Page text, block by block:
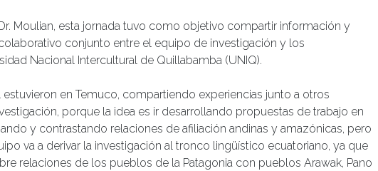
Moulian, esta jornada tuvo como objetivo compartir información y
conjunto entre el equipo de investigación y los
Nacional Intercultural de Quillabamba (UNIQ).
estuvieron en Temuco, compartiendo experiencias junto a otros
porque la idea es ir desarrollando propuestas de trabajo en
y contrastando relaciones de afiliación andinas y amazónicas, pero
va a derivar la investigación al tronco lingüístico ecuatoriano, ya que
relaciones de los pueblos de la Patagonia con pueblos Arawak, Pano